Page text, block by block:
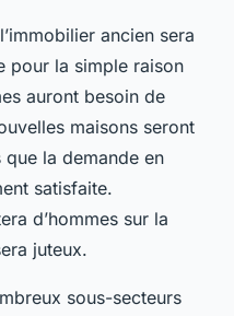
ancien sera
pour la simple raison
auront besoin de
maisons seront
la demande en
satisfaite.
d’hommes sur la
juteux.
sous-secteurs